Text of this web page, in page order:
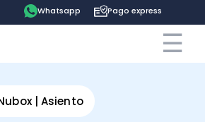
Whatsapp Pago express
☰
×
Contrata online
| Asiento